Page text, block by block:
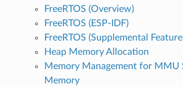
FreeRTOS (Overview)
FreeRTOS (ESP-IDF)
FreeRTOS (Supplemental
Heap Memory Allocation
Memory Management for MMU
Memory